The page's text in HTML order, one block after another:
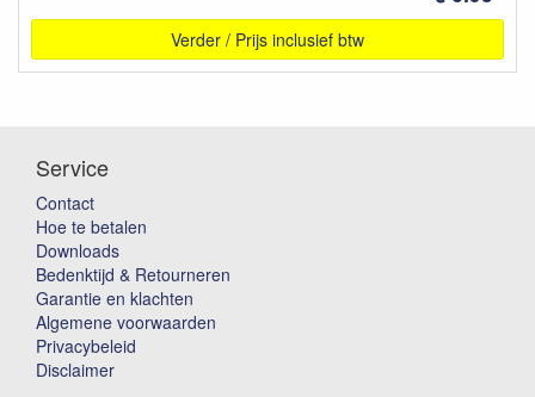
Verder / Prijs inclusief btw
Service
Contact
Hoe te betalen
Downloads
Bedenktijd & Retourneren
Garantie en klachten
Algemene voorwaarden
Privacybeleid
Disclaimer